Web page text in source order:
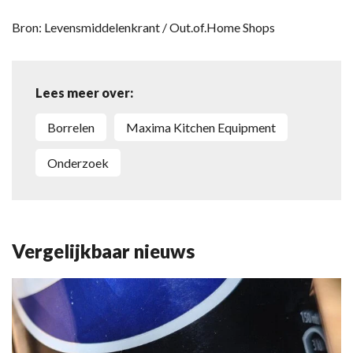
Bron: Levensmiddelenkrant / Out.of.Home Shops
Lees meer over:
Borrelen Maxima Kitchen Equipment
Onderzoek
Vergelijkbaar nieuws